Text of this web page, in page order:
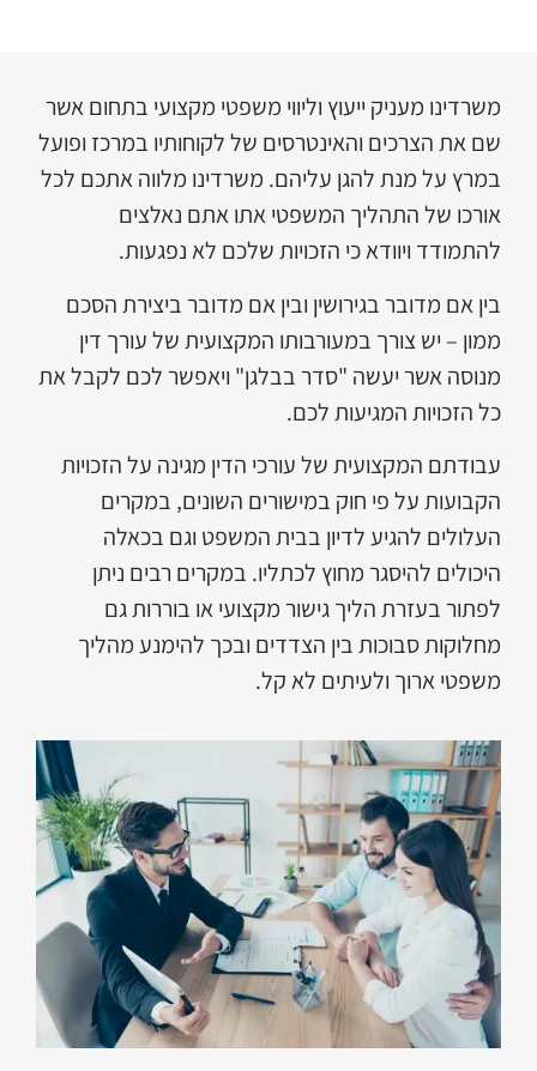
משרדינו מעניק ייעוץ וליווי משפטי מקצועי בתחום אשר
שם את הצרכים והאינטרסים של לקוחותיו במרכז ופועל
במרץ על מנת להגן עליהם. משרדינו מלווה אתכם לכל
אורכו של התהליך המשפטי אתו אתם נאלצים
להתמודד ויוודא כי הזכויות שלכם לא נפגעות.
בין אם מדובר בגירושין ובין אם מדובר ביצירת הסכם
ממון – יש צורך במעורבותו המקצועית של עורך דין
מנוסה אשר יעשה "סדר בבלגן" ויאפשר לכם לקבל את
כל הזכויות המגיעות לכם.
עבודתם המקצועית של עורכי הדין מגינה על הזכויות
הקבועות על פי חוק במישורים השונים, במקרים
העלולים להגיע לדיון בבית המשפט וגם בכאלה
היכולים להיסגר מחוץ לכתליו. במקרים רבים ניתן
לפתור בעזרת הליך גישור מקצועי או בוררות גם
מחלוקות סבוכות בין הצדדים ובכך להימנע מהליך
משפטי ארוך ולעיתים לא קל.